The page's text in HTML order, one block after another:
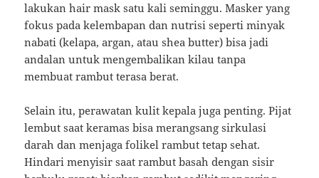
lakukan hair mask satu kali seminggu. Masker yang
fokus pada kelembapan dan nutrisi seperti minyak
nabati (kelapa, argan, atau shea butter) bisa jadi
andalan untuk mengembalikan kilau tanpa
membuat rambut terasa berat.
Selain itu, perawatan kulit kepala juga penting. Pijat
lembut saat keramas bisa merangsang sirkulasi
darah dan menjaga folikel rambut tetap sehat.
Hindari menyisir saat rambut basah dengan sisir